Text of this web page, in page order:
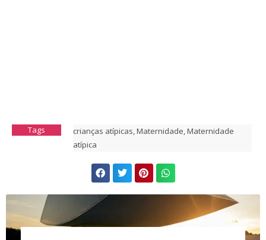
Tags crianças atípicas,Maternidade,Maternidade
atípica